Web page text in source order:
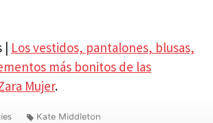
Los vestidos, pantalones, blusas,
más bonitos de las
Mujer.
Kate Middleton